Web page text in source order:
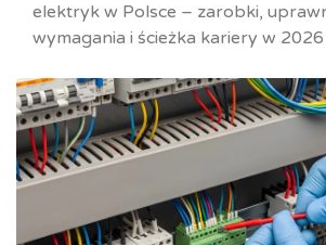
elektryk w Polsce – zarobki,
wymagania i ścieżka kariery w